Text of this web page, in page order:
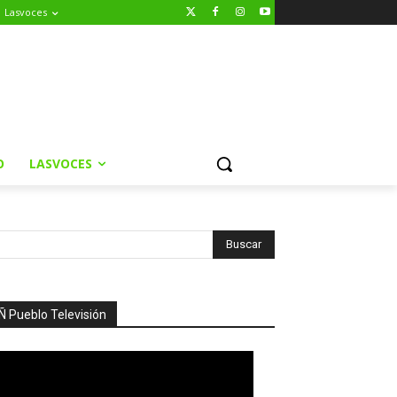
Lasvoces
LASVOCES
Pueblo Televisión